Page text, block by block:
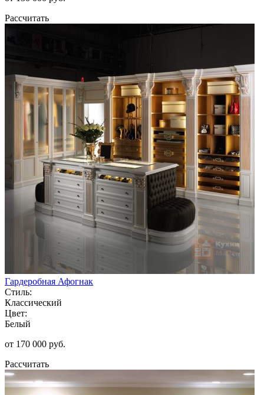
Рассчитать
Гардеробная Афогнак
Стиль:
Классический
Цвет:
Белый
от 170 000 руб.
Рассчитать